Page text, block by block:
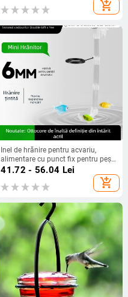
200 buc./cutie
add_shopping_cart
Inel de hrănire pentru acvariu,
alimentare cu punct fix pentru pești
și creveți, acrilic, brand Yee
41.72 - 56.04 Lei
add_shopping_cart